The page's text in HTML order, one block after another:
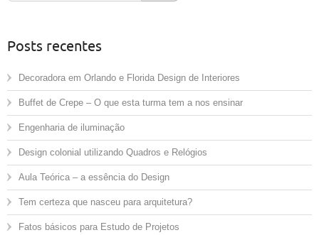
Posts recentes
Decoradora em Orlando e Florida Design de Interiores
Buffet de Crepe – O que esta turma tem a nos ensinar
Engenharia de iluminação
Design colonial utilizando Quadros e Relógios
Aula Teórica – a essência do Design
Tem certeza que nasceu para arquitetura?
Fatos básicos para Estudo de Projetos